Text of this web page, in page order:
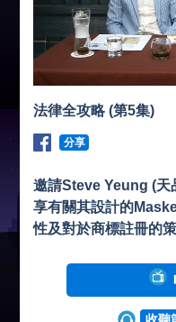
法律全攻略 (第5集)
分享
邀請Steve Yeung (天
享有關其設計的
性及對於商標註冊的策